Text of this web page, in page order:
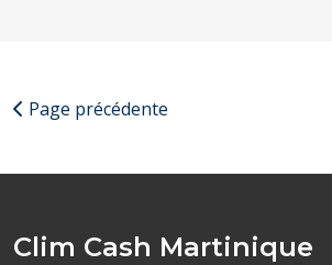
Page précédente
Clim Cash Martinique